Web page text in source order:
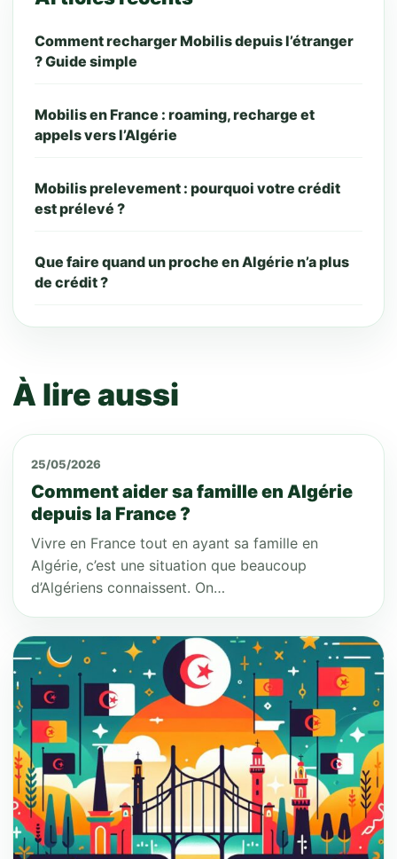
Comment recharger Mobilis depuis l’étranger
? Guide simple
Mobilis en France : roaming, recharge et
appels vers l’Algérie
Mobilis prelevement : pourquoi votre crédit
est prélevé ?
Que faire quand un proche en Algérie n’a plus
de crédit ?
À lire aussi
25/05/2026
Comment aider sa famille en Algérie
depuis la France ?
Vivre en France tout en ayant sa famille en
Algérie, c’est une situation que beaucoup
d’Algériens connaissent. On…